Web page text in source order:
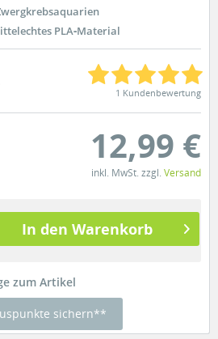
PLA‑Material
1 Kundenbewertung
12,99 €
inkl. MwSt. zzgl. Versand
In den Warenkorb
zum Artikel
sichern**